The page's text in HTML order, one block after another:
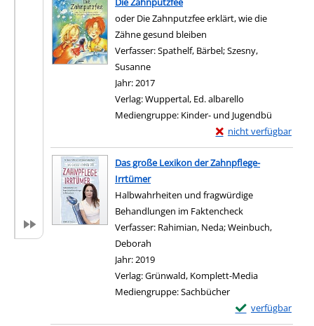
oder Die Zahnputzfee erklärt, wie die
Zähne gesund bleiben
Verfasser:Spathelf, Bärbel;Szesny,
Susanne
Jahr:2017
Verlag:Wuppertal, Ed. albarello
Mediengruppe: Kinder- und Jugendbü
nicht verfügbar
Exemplar-Details von
Zum Download von
Das große Lexikon der Zahnpflege-
Irrtümer
Halbwahrheiten und fragwürdige
Behandlungen im Faktencheck
Verfasser: Rahimian, Neda;Weinbuch,
Deborah
Jahr:2019
Verlag:Grünwald, Komplett-Media
Mediengruppe:Sachbücher
verfügbar
Exemplar-